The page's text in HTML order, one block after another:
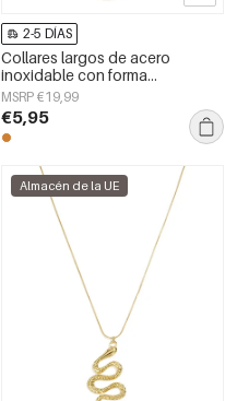
2-5 DÍAS
Collares largos de acero
inoxidable con forma
geométrica, sencillos, de la
serie Daily Simple, joyería para
mujer.
MSRP €19,99
€5,95
Almacén de la UE